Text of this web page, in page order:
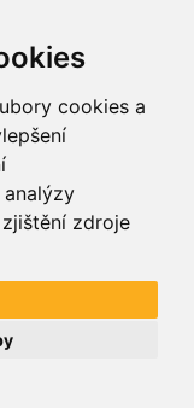
cookies a
analýzy
zdroje